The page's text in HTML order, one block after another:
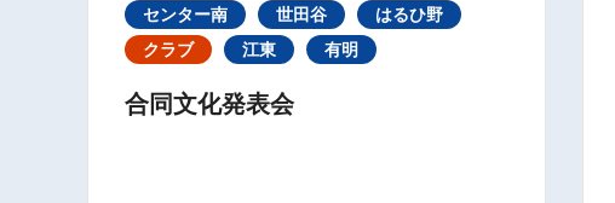
センター南 世田谷
はるひ野
クラブ
江東 有明
合同文化発表会